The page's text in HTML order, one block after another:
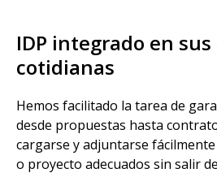
IDP integrado en
cotidianas
Hemos facilitado la tarea de
desde propuestas hasta
cargarse y adjuntarse
o proyecto adecuados sin salir